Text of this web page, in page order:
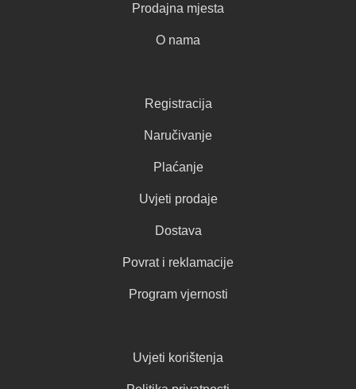
Prodajna mjesta
O nama
Registracija
Naručivanje
Plaćanje
Uvjeti prodaje
Dostava
Povrat i reklamacije
Program vjernosti
Uvjeti korištenja